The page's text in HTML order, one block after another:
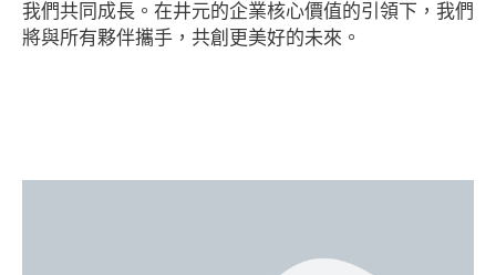
我們共同成長。在井元的企業核心價值的引領下，我們
將與所有夥伴攜手，共創更美好的未來。